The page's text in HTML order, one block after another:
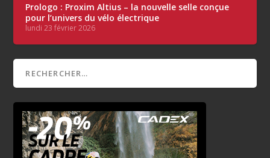
Prologo : Proxim Altius – la nouvelle selle conçue
pour l’univers du vélo électrique
lundi 23 février 2026